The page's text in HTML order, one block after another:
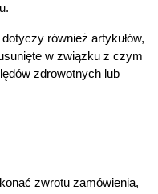
również artykułów,
w związku z czym
zdrowotnych lub
zwrotu zamówienia,